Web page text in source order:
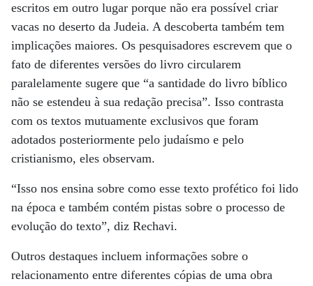
escritos em outro lugar porque não era possível criar
vacas no deserto da Judeia. A descoberta também tem
implicações maiores. Os pesquisadores escrevem que o
fato de diferentes versões do livro circularem
paralelamente sugere que “a santidade do livro bíblico
não se estendeu à sua redação precisa”. Isso contrasta
com os textos mutuamente exclusivos que foram
adotados posteriormente pelo judaísmo e pelo
cristianismo, eles observam.
“Isso nos ensina sobre como esse texto profético foi lido
na época e também contém pistas sobre o processo de
evolução do texto”, diz Rechavi.
Outros destaques incluem informações sobre o
relacionamento entre diferentes cópias de uma obra